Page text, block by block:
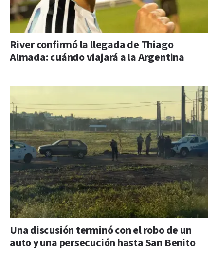
River confirmó la llegada de Thiago
Almada: cuándo viajará a la Argentina
Una discusión terminó con el robo de un
auto y una persecución hasta San Benito